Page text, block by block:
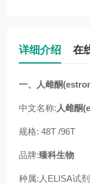
详细介绍 在
一、人雌酮
中文名称: 人雌酮
规格: 48T /96T
品牌:臻科生物
种属:人ELISA试